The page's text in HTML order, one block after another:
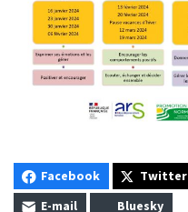
Facebook Twitter
E-mail
Bluesky